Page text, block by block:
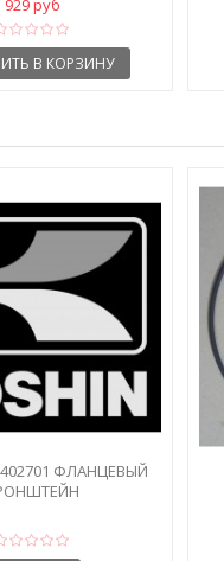
929 руб
В КОРЗИНУ
ФЛАНЦЕВЫЙ